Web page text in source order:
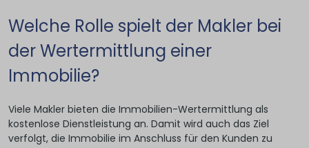
Welche Rolle spielt der Makler bei
der Wertermittlung einer
Immobilie?
Viele Makler bieten die Immobilien-Wertermittlung als
kostenlose Dienstleistung an. Damit wird auch das Ziel
verfolgt, die Immobilie im Anschluss für den Kunden zu